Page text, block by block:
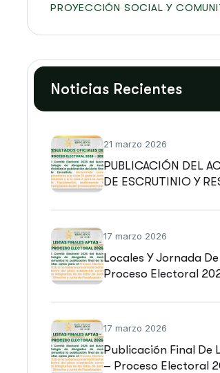
PROYECCIÓN SOCIAL Y
Noticias Recientes
21 marzo 2026
PUBLICACIÓN DEL
DE ESCRUTINIO Y
ELECTORAL 2026 –
17 marzo 2026
Locales Y Jornada
Proceso Electoral
17 marzo 2026
Publicación Final De
– Proceso Electoral